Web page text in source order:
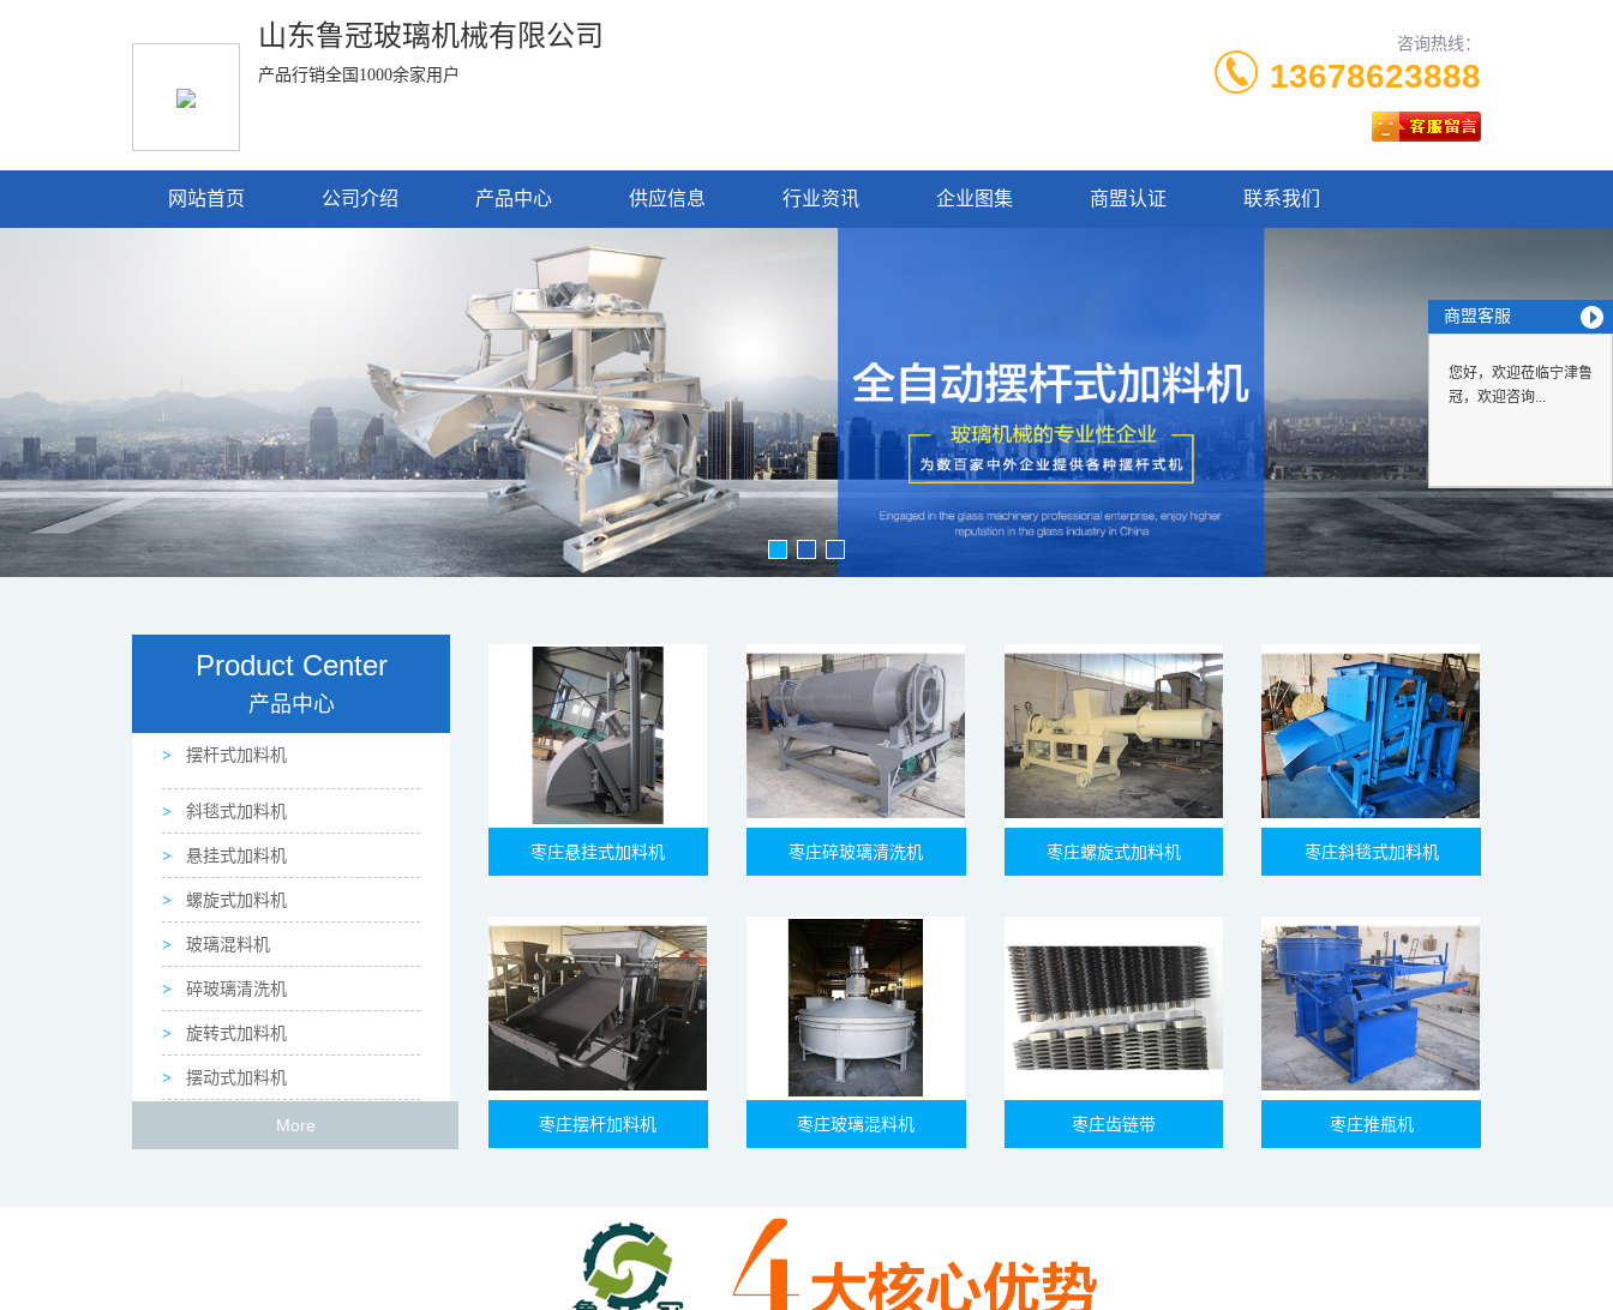
山东鲁冠玻璃机械有限公司
产品行销全国1000余家用户
咨询热线：
13678623888
网站首页 公司介绍 产品中心 供应信息 行业资讯 企业图集 商盟认证 联系我们
Product Center
产品中心
摆杆式加料机
斜毯式加料机
悬挂式加料机
螺旋式加料机
玻璃混料机
碎玻璃清洗机
旋转式加料机
摆动式加料机
裹入式加料机More
枣庄悬挂式加料机 枣庄碎玻璃清洗机 枣庄螺旋式加料机 枣庄斜毯式加料机
枣庄摆杆加料机 枣庄玻璃混料机 枣庄齿链带 枣庄推瓶机
商盟客服
您好，欢迎莅临宁津鲁
冠，欢迎咨询...